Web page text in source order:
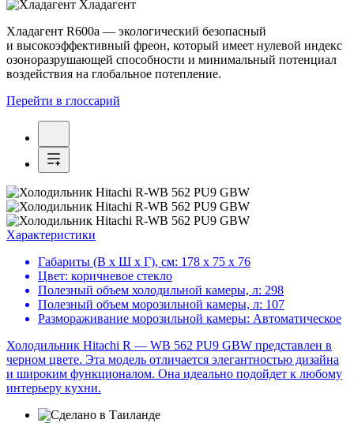
Хладагент
Хладагент R600a — экологический безопасный
и высокоэффективный фреон, который имеет нулевой индекс
озоноразрушающей способности и минимальный потенциал
воздействия на глобальное потепление.
Перейти в глоссарий
Характеристики
Габариты (В х Ш х Г), см: 178 х 75 х 76
Цвет: коричневое стекло
Полезный объем холодильной камеры, л: 298
Полезный объем морозильной камеры, л: 107
Размораживание морозильной камеры: Автоматическое
Холодильник Hitachi R — WB 562 PU9 GBW представлен в
черном цвете. Эта модель отличается элегантностью дизайна
и широким функционалом. Она идеально подойдет к любому
интерьеру кухни.